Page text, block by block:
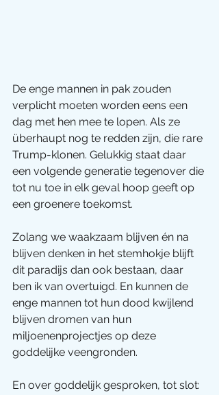
De enge mannen in pak zouden
verplicht moeten worden eens een
dag met hen mee te lopen. Als ze
überhaupt nog te redden zijn, die rare
Trump-klonen. Gelukkig staat daar
een volgende generatie tegenover die
tot nu toe in elk geval hoop geeft op
een groenere toekomst.
Zolang we waakzaam blijven én na
blijven denken in het stemhokje blijft
dit paradijs dan ook bestaan, daar
ben ik van overtuigd. En kunnen de
enge mannen tot hun dood kwijlend
blijven dromen van hun
miljoenenprojectjes op deze
goddelijke veengronden.
En over goddelijk gesproken, tot slot: